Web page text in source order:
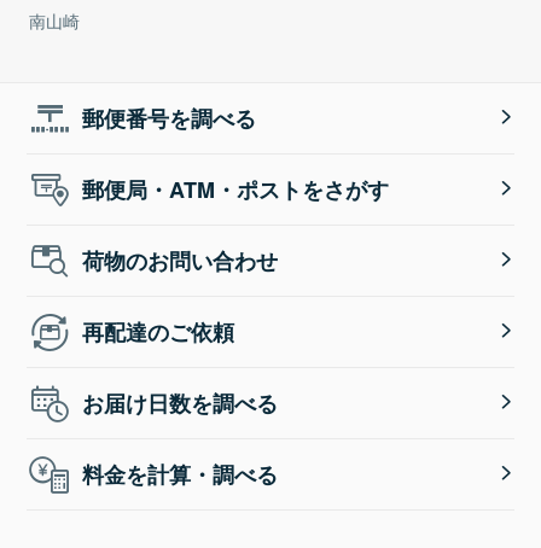
南山崎
郵便番号を調べる
郵便局・ATM・ポストをさがす
荷物のお問い合わせ
再配達のご依頼
お届け日数を調べる
料金を計算・調べる